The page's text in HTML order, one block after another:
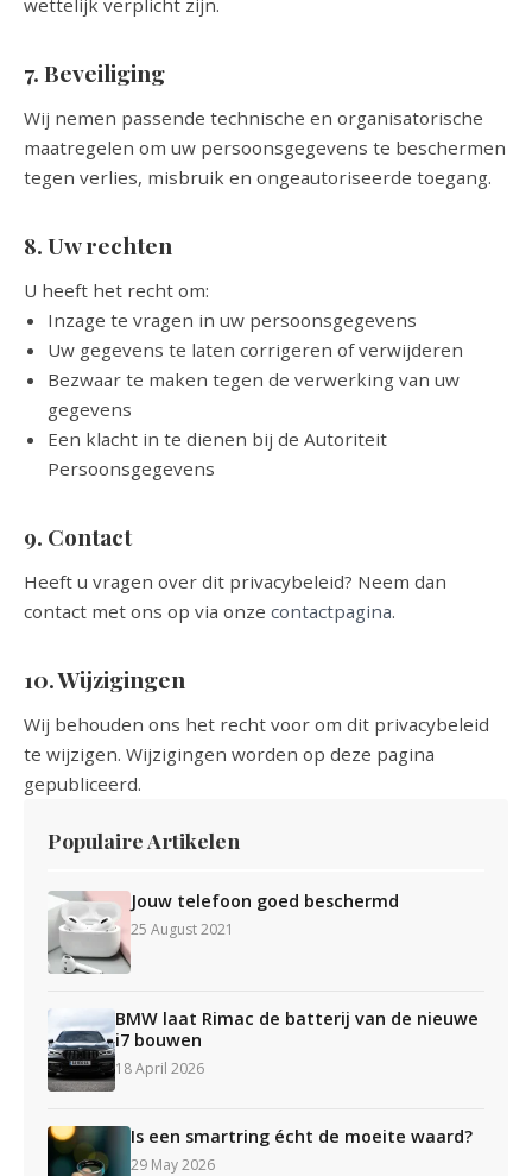
wettelijk verplicht zijn.
7. Beveiliging
Wij nemen passende technische en organisatorische
maatregelen om uw persoonsgegevens te beschermen
tegen verlies, misbruik en ongeautoriseerde toegang.
8. Uw rechten
U heeft het recht om:
Inzage te vragen in uw persoonsgegevens
Uw gegevens te laten corrigeren of verwijderen
Bezwaar te maken tegen de verwerking van uw
gegevens
Een klacht in te dienen bij de Autoriteit
Persoonsgegevens
9. Contact
Heeft u vragen over dit privacybeleid? Neem dan
contact met ons op via onze contactpagina.
10. Wijzigingen
Wij behouden ons het recht voor om dit privacybeleid
te wijzigen. Wijzigingen worden op deze pagina
gepubliceerd.
Populaire Artikelen
Jouw telefoon goed beschermd
25 August 2021
BMW laat Rimac de batterij van de nieuwe
i7 bouwen
18 April 2026
Is een smartring écht de moeite waard?
29 May 2026